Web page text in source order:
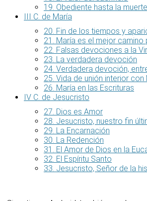
19. Obediente hasta la muerte
III C. de María
20. Fin de los tiempos y
21. María es el mejor camino
22. Falsas devociones a la
23. La verdadera devoción
24. Verdadera devoción,
25. Vida de unión interior con
26. María en las Escrituras
IV C. de Jesucristo
27. Dios es Amor
28. Jesucristo, nuestro fin
29. La Encarnación
30. La Redención
31. El Amor de Dios en la
32. El Espíritu Santo
33. Jesucristo, Señor de la